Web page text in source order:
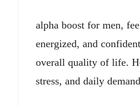
alpha boost for men,
energized, and
overall quality of life.
stress, and daily